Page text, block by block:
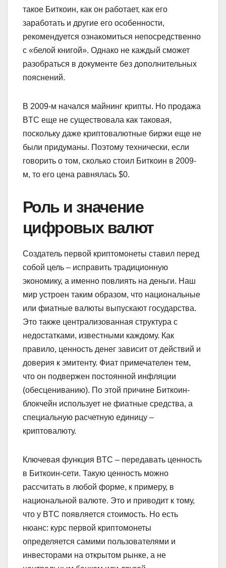
такое Биткоин, как он работает, как его
заработать и другие его особенности,
рекомендуется ознакомиться непосредственно
с «белой книгой». Однако не каждый сможет
разобраться в документе без дополнительных
пояснений.
В 2009-м начался майнинг крипты. Но продажа
BTC еще не существовала как таковая,
поскольку даже криптовалютные биржи еще не
были придуманы. Поэтому технически, если
говорить о том, сколько стоил Биткоин в 2009-
м, то его цена равнялась $0.
Роль и значение
цифровых валют
Создатель первой криптомонеты ставил перед
собой цель – исправить традиционную
экономику, а именно повлиять на деньги. Наш
мир устроен таким образом, что национальные
или фиатные валюты выпускают государства.
Это также централизованная структура с
недостатками, известными каждому. Как
правило, ценность денег зависит от действий и
доверия к эмитенту. Фиат примечателен тем,
что он подвержен постоянной инфляции
(обесцениванию). По этой причине Биткоин-
блокчейн использует не фиатные средства, а
специальную расчетную единицу –
криптовалюту.
Ключевая функция BTC – передавать ценность
в Биткоин-сети. Такую ценность можно
рассчитать в любой форме, к примеру, в
национальной валюте. Это и приводит к тому,
что у BTC появляется стоимость. Но есть
нюанс: курс первой криптомонеты
определяется самими пользователями и
инвесторами на открытом рынке, а не